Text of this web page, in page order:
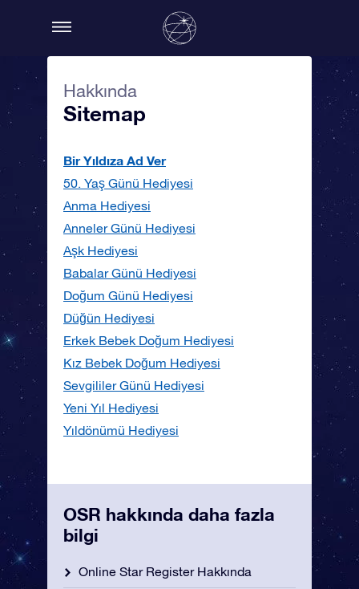
Hakkında
Sitemap
Bir Yıldıza Ad Ver
50. Yaş Günü Hediyesi
Anma Hediyesi
Anneler Günü Hediyesi
Aşk Hediyesi
Babalar Günü Hediyesi
Doğum Günü Hediyesi
Düğün Hediyesi
Erkek Bebek Doğum Hediyesi
Kız Bebek Doğum Hediyesi
Sevgililer Günü Hediyesi
Yeni Yıl Hediyesi
Yıldönümü Hediyesi
OSR hakkında daha fazla
bilgi
Online Star Register Hakkında